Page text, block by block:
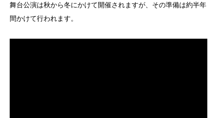
舞台公演は秋から冬にかけて開催されますが、その準備は約半年
間かけて行われます。